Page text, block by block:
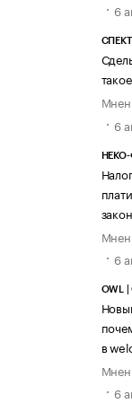
6
6
закон
6
OWL
в
6